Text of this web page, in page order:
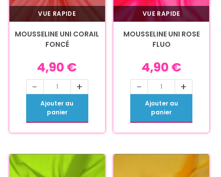
VUE RAPIDE
MOUSSELINE UNI CORAIL
FONCÉ
4,90 €
- +
Ajouter au
panier
VUE RAPIDE
MOUSSELINE UNI ROSE
FLUO
4,90 €
- +
Ajouter au
panier